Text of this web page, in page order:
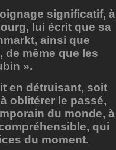
significatif, à
lui écrit que sa
ainsi que
de même que les
».
en détruisant, soit
oblitérer le passé,
du monde, à
qui
du moment.